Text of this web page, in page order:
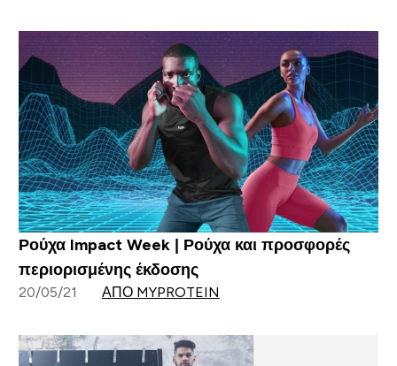
Ρούχα Impact Week | Ρούχα και προσφορές
περιορισμένης έκδοσης
20/05/21 ΑΠΌ MYPROTEIN